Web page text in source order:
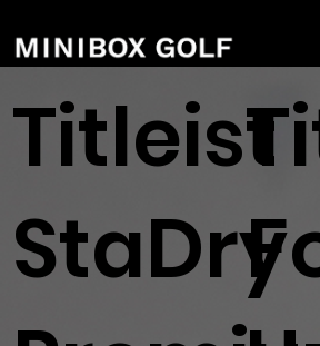
Titleist
StaDry